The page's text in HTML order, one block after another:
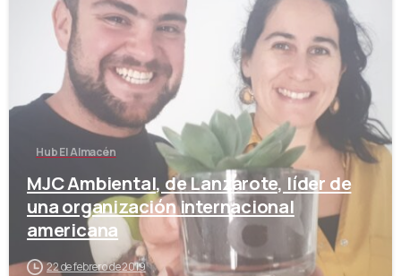
Hub El Almacén
MJC Ambiental, de Lanzarote, líder de
una organización internacional
americana
22 de febrero de 2019